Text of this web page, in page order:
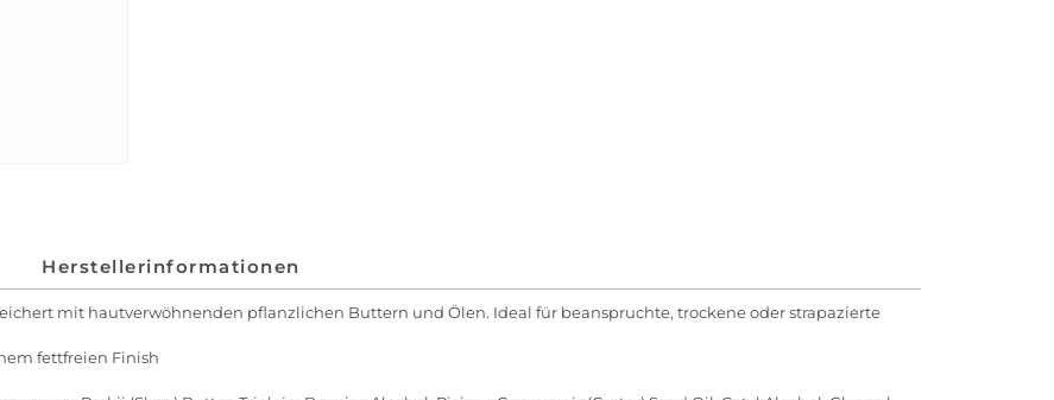
Herstellerinformationen
mit hautverwöhnenden pflanzlichen Buttern und Ölen. Ideal für beanspruchte, trockene oder strapazierte
fettfreien Finish